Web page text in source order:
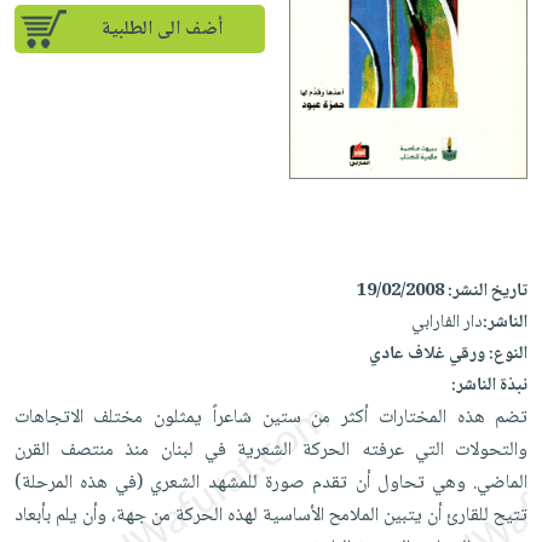
إختياراتنا
كتب
أكاديمية
صندوق
iKitab
أسئلة
يتكرر
iKitab
على
Android
تحميل
iKitab
على
Apple
أسئلة
تحميل
masmu3
على
masmu3
على
Apple
المواضيع
الأكثر
إختياراتنا
وسائل
القراءة
جوائز
تعليمية
الشخصية
جديد
أجهزة
العناية
الشخصية
العناية
وتصفيف
الشعر
العناية
بالجسم
المطبخ
والسفرة
الكل
أواني
الطهي
أدوات
متجر
الهدايا
أقسام
أضف الى الطلبية
تاريخ النشر:19/02/2008
الناشر:دار الفارابي
النوع:ورقي غلاف عادي
نبذة الناشر:
تضم هذه المختارات أكثر من ستين شاعراً يمثلون مختلف الاتجاهات
والتحولات التي عرفته الحركة الشعرية في لبنان منذ منتصف القرن
الماضي. وهي تحاول أن تقدم صورة للمشهد الشعري (في هذه المرحلة)
تتيح للقارئ أن يتبين الملامح الأساسية لهذه الحركة من جهة، وأن يلم بأبعاد